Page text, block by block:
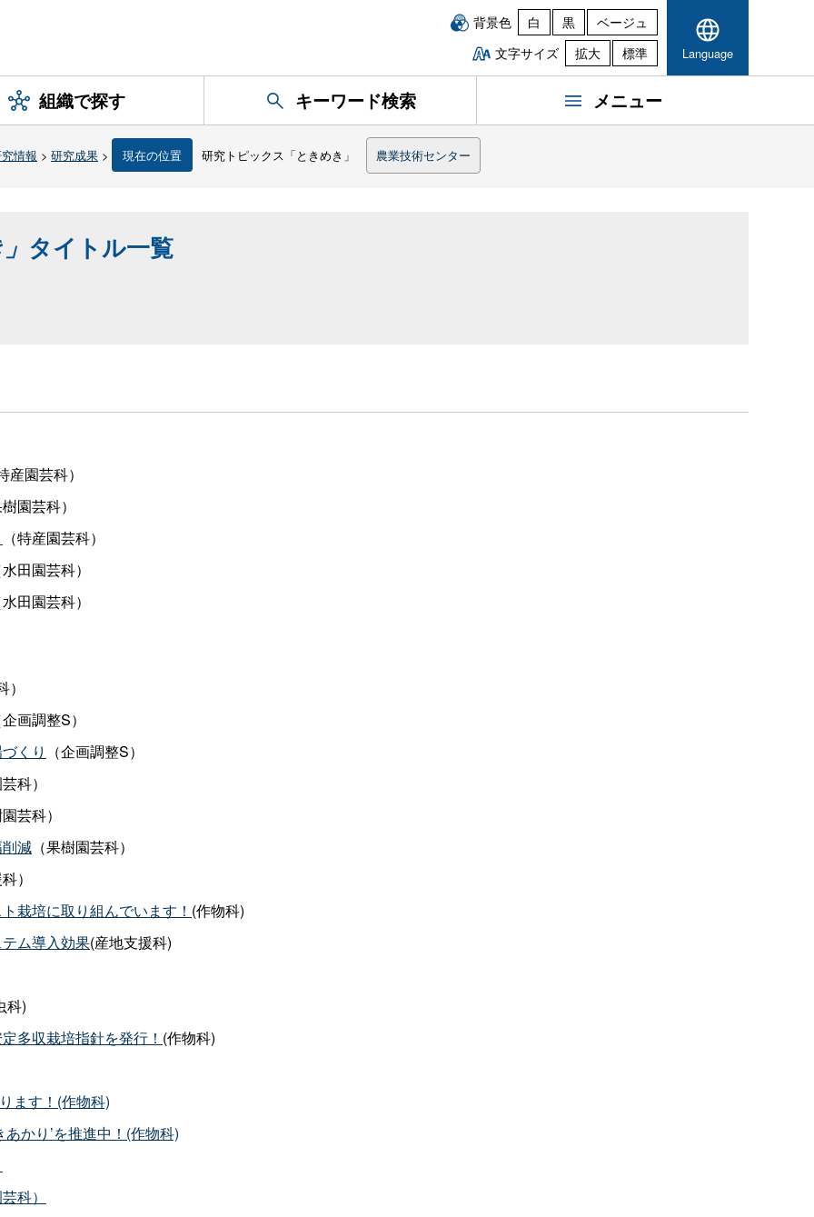
背景色 白 黒
ベージュ
文字サイズ
拡大 標準 Language
組織で探す キーワード検索 メニュー
情報 > 研究成果 > 現在の位置 研究トピックス「ときめき」 農業技術センター
タイトル一覧
産園芸科）
園芸科）
（特産園芸科）
田園芸科）
田園芸科）
画調整S）
くり
（企画調整S）
科）
芸科）
減 （果樹園芸科）
）
栽培に取り組んでいます！ (作物科)
ム導入効果(産地支援科)
科)
多収栽培指針を発行！ (作物科)
ます！(作物科)
かり’を推進中！(作物科)
科）